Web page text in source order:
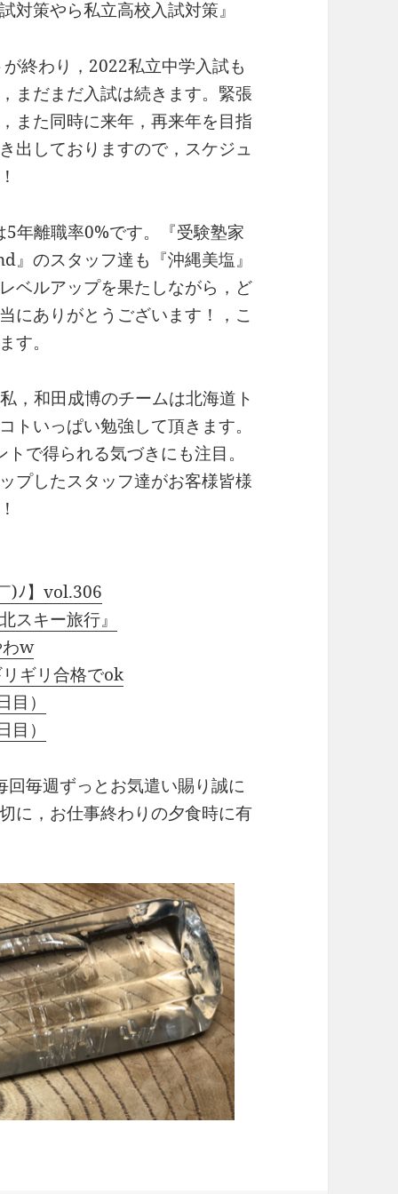
対策やら私立高校入試対策』
終わり，2022私立中学入試も
まだまだ入試は続きます。緊張
また同時に来年，再来年を目指
出しておりますので，スケジュ
年離職率0%です。『受験塾家
のスタッフ達も『沖縄美塩』
ベルアップを果たしながら，ど
にありがとうございます！，こ
す。
，和田成博のチームは北海道ト
トいっぱい勉強して頂きます。
で得られる気づきにも注目。
プしたスタッフ達がお客様皆様
)ﾉ】vol.306
スキー旅行』
わw
ギリ合格でok
）
）
回毎週ずっとお気遣い賜り誠に
に，お仕事終わりの夕食時に有